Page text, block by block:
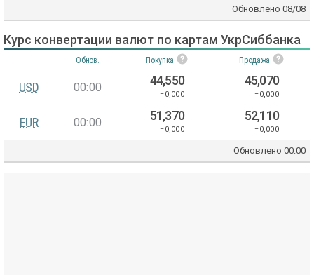
Обновлено 08/08
Курс конвертации валют по картам УкрСиббанка
Обнов. Покупка Продажа
USD 00:00 44,550
=0,000
45,070
=0,000
EUR 00:00 51,370
=0,000
52,110
=0,000
Обновлено 00:00